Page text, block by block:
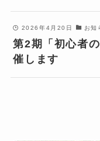
2026年4月20日 お知
第2期「初心者
催します